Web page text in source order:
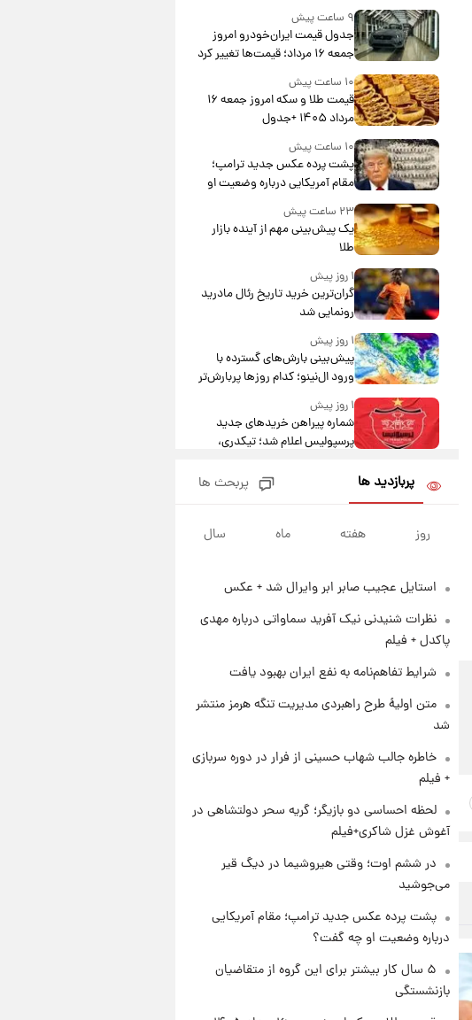
۹ ساعت پیش
جدول قیمت ایران‌خودرو امروز
جمعه ۱۶ مرداد؛ قیمت‌ها تغییر کرد
۱۰ ساعت پیش
قیمت طلا و سکه امروز جمعه ۱۶
مرداد ۱۴۰۵ +جدول
۱۰ ساعت پیش
پشت پرده عکس جدید ترامپ؛
مقام آمریکایی درباره وضعیت او
۲۳ ساعت پیش
یک پیش‌بینی مهم از آینده بازار
طلا
۱ روز پیش
گران‌ترین خرید تاریخ رئال مادرید
رونمایی شد
۱ روز پیش
پیش‌بینی بارش‌های گسترده با
ورود ال‌نینو؛ کدام روزها پربارش‌تر
خواهند بود؟
۱ روز پیش
شماره پیراهن خریدهای جدید
پرسپولیس اعلام شد؛ تیکدری،
جزئیات فعال‌سازی «کیف پول
ایران» اعلام شد+فیلم
۱ روز پیش
۱۵ مرداد ۱۴۰۵ +جدول
قیمت طلا و سکه امروز پنجشنبه
شارژ جدید کالابرگ برای سه
دهک؛ جزئیات اعلام شد
پربازدید ها پربحث ها
روز هفته ماه سال
استایل عجیب صابر ابر وایرال شد + عکس
نظرات شنیدنی نیک آفرید سماواتی درباره مهدی
پاکدل + فیلم
شرایط تفاهم‌نامه به نفع ایران بهبود یافت
متن اولیۀ طرح راهبردی مدیریت تنگه هرمز منتشر
شد
خاطره جالب شهاب حسینی از فرار در دوره سربازی
+ فیلم
لحظه احساسی دو بازیگر؛ گریه سحر دولتشاهی در
آغوش غزل شاکری+فیلم
در ششم اوت؛ وقتی هیروشیما در دیگ قیر
می‌جوشید
پشت پرده عکس جدید ترامپ؛ مقام آمریکایی
درباره وضعیت او چه گفت؟
۵ سال کار بیشتر برای این گروه از متقاضیان
بازنشستگی